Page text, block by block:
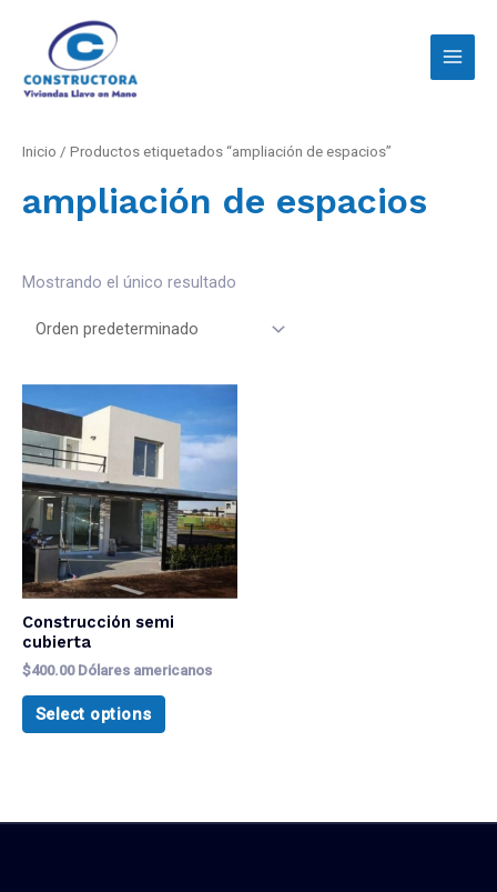
Inicio / Productos etiquetados “ampliación de espacios”
ampliación de espacios
Mostrando el único resultado
Construcción semi
cubierta
$400.00Dólares americanos
Select options